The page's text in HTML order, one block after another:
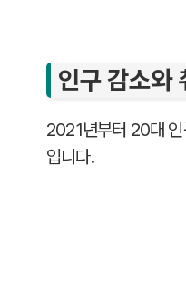
인구 감소와
2021년부터 20대 인
입니다.